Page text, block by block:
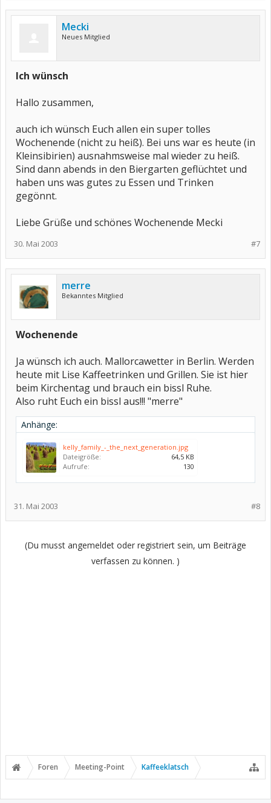
Mecki
Neues Mitglied
Ich wünsch
Hallo zusammen,
auch ich wünsch Euch allen ein super tolles
Wochenende (nicht zu heiß). Bei uns war es heute (in
Kleinsibirien) ausnahmsweise mal wieder zu heiß.
Sind dann abends in den Biergarten geflüchtet und
haben uns was gutes zu Essen und Trinken
gegönnt.
Liebe Grüße und schönes Wochenende Mecki
#7
30. Mai 2003
merre
Bekanntes Mitglied
Wochenende
Ja wünsch ich auch. Mallorcawetter in Berlin. Werden
heute mit Lise Kaffeetrinken und Grillen. Sie ist hier
beim Kirchentag und brauch ein bissl Ruhe.
Also ruht Euch ein bissl aus!!! "merre"
Anhänge:
kelly_family_-_the_next_generation.jpg
Dateigröße:
64,5 KB
Aufrufe:
130
#8
31. Mai 2003
(Du musst angemeldet oder registriert sein, um Beiträge
verfassen zu können. )
Foren Meeting-Point Kaffeeklatsch